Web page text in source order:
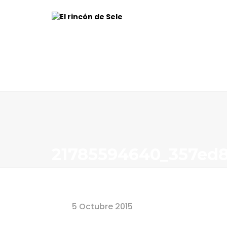
Home 21785594640_357ed8502c_z
5 Octubre 2015